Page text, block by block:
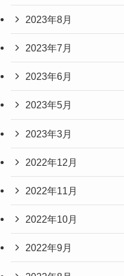
2023年8月
2023年7月
2023年6月
2023年5月
2023年3月
2022年12月
2022年11月
2022年10月
2022年9月